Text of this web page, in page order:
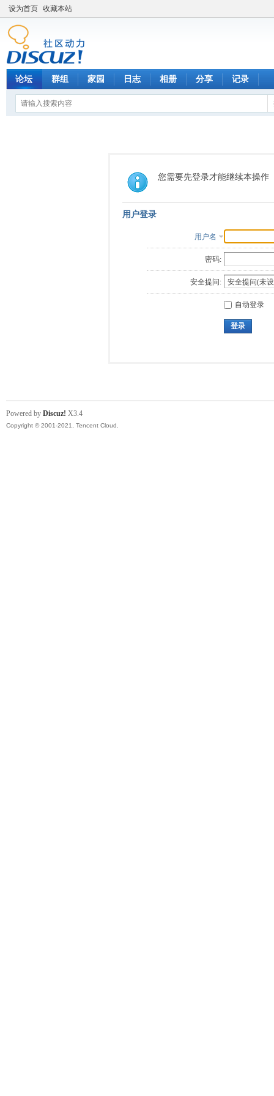
设为首页 收藏本站
论坛 群组 家园 日志 相册 分享 记录
您需要先登录才能继续本操作
用户登录
用户名
密码:
安全提问:
自动登录
登录
Powered by Discuz! X3.4
Copyright © 2001-2021, Tencent Cloud.